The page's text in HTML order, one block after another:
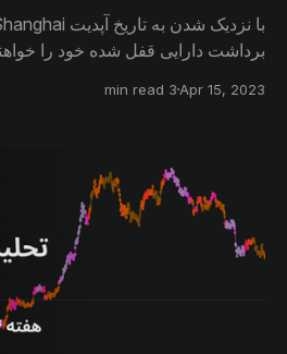
برداشت دارایی قفل شده خود را
کرده‌ایم و بررسی خواهیم کرد که هر
Apr 15, 2023
3 min read